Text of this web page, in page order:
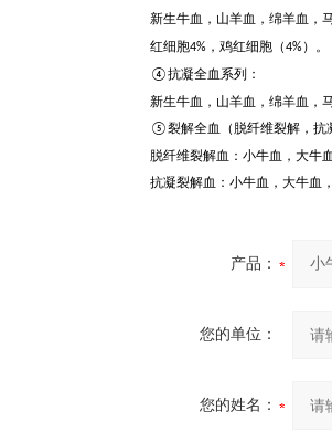
新生牛血，山羊血，绵羊血，
红细胞4% ，鸡红细胞（4%）。
④抗凝全血系列：
新生牛血，山羊血，绵羊血，
⑤裂解全血（脱纤维裂解，抗
脱纤维裂解血：小牛血，大牛
抗凝裂解血：小牛血，大牛血
产品：
您的单位：
您的姓名：